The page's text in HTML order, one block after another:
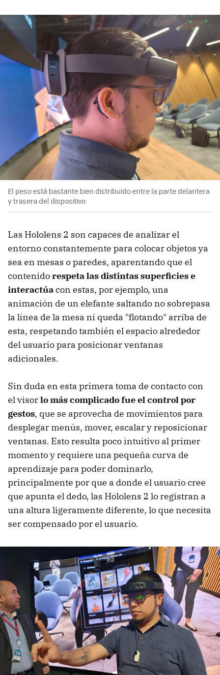
El peso está bastante bien distribuido entre la parte delantera
y trasera del dispositivo
Las Hololens 2 son capaces de analizar el
entorno constantemente para colocar objetos ya
sea en mesas o paredes, aparentando que el
contenidorespeta las distintas superficies e
interactúacon estas, por ejemplo, una
animación de un elefante saltando no sobrepasa
la línea de la mesa ni queda "flotando" arriba de
esta, respetando también el espacio alrededor
del usuario para posicionar ventanas
adicionales.
Sin duda en esta primera toma de contacto con
el visorlo más complicado fue el control por
gestos, que se aprovecha de movimientos para
desplegar menús, mover, escalar y reposicionar
ventanas. Esto resulta poco intuitivo al primer
momento y requiere una pequeña curva de
aprendizaje para poder dominarlo,
principalmente por que a donde el usuario cree
que apunta el dedo, las Hololens 2 lo registran a
una altura ligeramente diferente, lo que necesita
ser compensado por el usuario.